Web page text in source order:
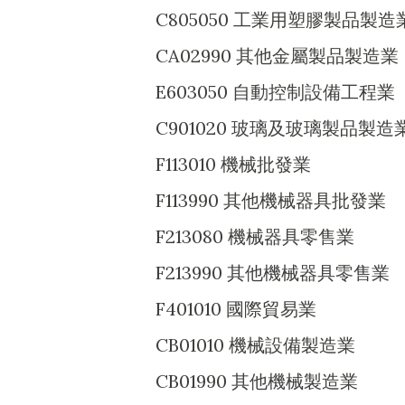
C805050 工業用塑膠製品製造
CA02990 其他金屬製品製造業
E603050 自動控制設備工程業
C901020 玻璃及玻璃製品製造
F113010 機械批發業
F113990 其他機械器具批發業
F213080 機械器具零售業
F213990 其他機械器具零售業
F401010 國際貿易業
CB01010 機械設備製造業
CB01990 其他機械製造業